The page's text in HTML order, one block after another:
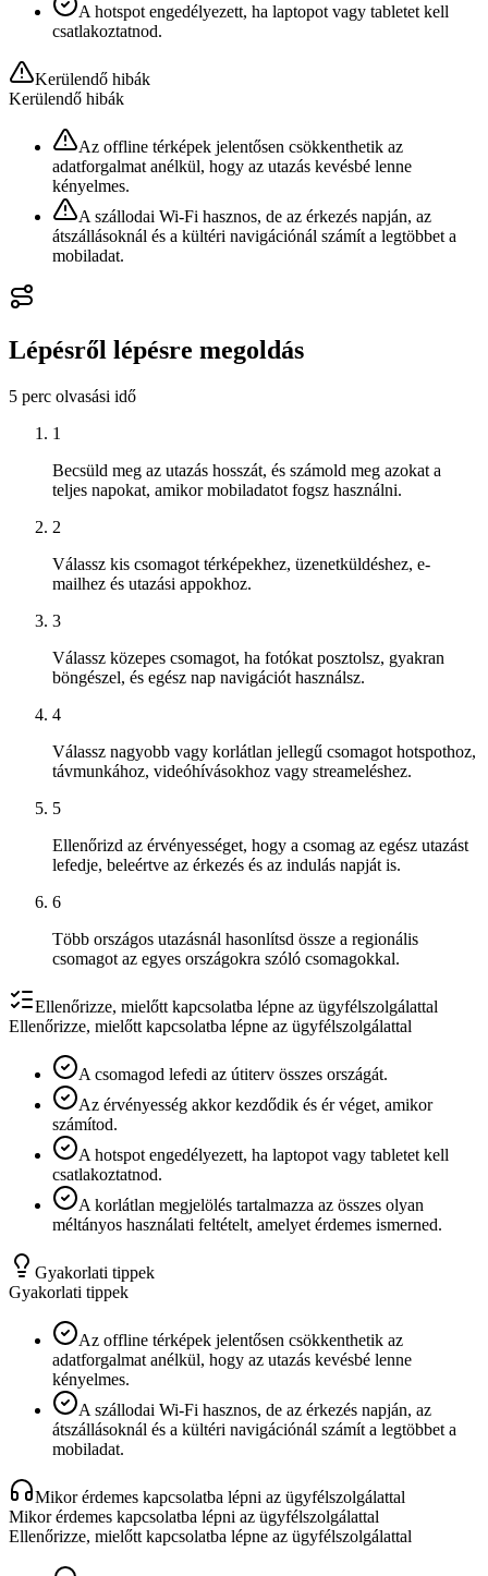
A hotspot engedélyezett, ha laptopot vagy tabletet kell
csatlakoztatnod.
Kerülendő hibák
Kerülendő hibák
Az offline térképek jelentősen csökkenthetik az
adatforgalmat anélkül, hogy az utazás kevésbé lenne
kényelmes.
A szállodai Wi-Fi hasznos, de az érkezés napján, az
átszállásoknál és a kültéri navigációnál számít a legtöbbet a
mobiladat.
Lépésről lépésre megoldás
5 perc olvasási idő
1
Becsüld meg az utazás hosszát, és számold meg azokat a
teljes napokat, amikor mobiladatot fogsz használni.
2
Válassz kis csomagot térképekhez, üzenetküldéshez, e-
mailhez és utazási appokhoz.
3
Válassz közepes csomagot, ha fotókat posztolsz, gyakran
böngészel, és egész nap navigációt használsz.
4
Válassz nagyobb vagy korlátlan jellegű csomagot hotspothoz,
távmunkához, videóhívásokhoz vagy streameléshez.
5
Ellenőrizd az érvényességet, hogy a csomag az egész utazást
lefedje, beleértve az érkezés és az indulás napját is.
6
Több országos utazásnál hasonlítsd össze a regionális
csomagot az egyes országokra szóló csomagokkal.
Ellenőrizze, mielőtt kapcsolatba lépne az ügyfélszolgálattal
Ellenőrizze, mielőtt kapcsolatba lépne az ügyfélszolgálattal
A csomagod lefedi az útiterv összes országát.
Az érvényesség akkor kezdődik és ér véget, amikor
számítod.
A hotspot engedélyezett, ha laptopot vagy tabletet kell
csatlakoztatnod.
A korlátlan megjelölés tartalmazza az összes olyan
méltányos használati feltételt, amelyet érdemes ismerned.
Gyakorlati tippek
Gyakorlati tippek
Az offline térképek jelentősen csökkenthetik az
adatforgalmat anélkül, hogy az utazás kevésbé lenne
kényelmes.
A szállodai Wi-Fi hasznos, de az érkezés napján, az
átszállásoknál és a kültéri navigációnál számít a legtöbbet a
mobiladat.
Mikor érdemes kapcsolatba lépni az ügyfélszolgálattal
Mikor érdemes kapcsolatba lépni az ügyfélszolgálattal
Ellenőrizze, mielőtt kapcsolatba lépne az ügyfélszolgálattal